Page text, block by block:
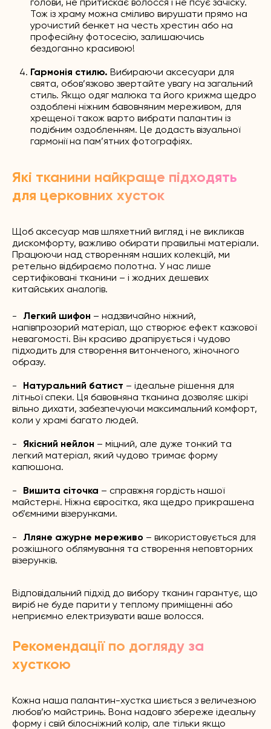
Тож із храму можна сміливо вирушати прямо на
урочистий бенкет на честь хрестин або на
професійну фотосесію, залишаючись
бездоганно красивою!
Гармонія стилю. Вибираючи аксесуари для
свята, обов’язково звертайте увагу на загальний
стиль. Якщо одяг малюка та його крижма щедро
оздоблені ніжним бавовняним мереживом, для
хрещеної також варто вибрати палантин із
подібним оздобленням. Це додасть візуальної
гармонії на пам’ятних фотографіях.
Які тканини найкраще підходять
для церковних хусток
Щоб аксесуар мав шляхетний вигляд і не викликав
дискомфорту, важливо обирати правильні матеріали.
Працюючи над створенням наших колекцій, ми
ретельно відбираємо полотна. У нас лише
сертифіковані тканини – і жодних дешевих
китайських аналогів.
Легкий шифон – надзвичайно ніжний,
напівпрозорий матеріал, що створює ефект казкової
невагомості. Він красиво драпірується і чудово
підходить для створення витонченого, жіночного
образу.
Натуральний батист – ідеальне рішення для
літньої спеки. Ця бавовняна тканина дозволяє шкірі
вільно дихати, забезпечуючи максимальний комфорт,
коли у храмі багато людей.
Якісний нейлон – міцний, але дуже тонкий та
легкий матеріал, який чудово тримає форму
капюшона.
Вишита сіточка – справжня гордість нашої
майстерні. Ніжна євросітка, яка щедро прикрашена
об’ємними візерунками.
Лляне ажурне мереживо – використовується для
розкішного облямування та створення неповторних
візерунків.
Відповідальний підхід до вибору тканин гарантує, що
виріб не буде парити у теплому приміщенні або
неприємно електризувати ваше волосся.
Рекомендації по догляду за
хусткою
Кожна наша палантин-хустка шиється з величезною
любов’ю майстринь. Вона надовго збереже ідеальну
форму і свій білосніжний колір, але тільки якщо